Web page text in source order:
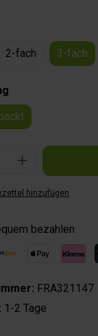
2-fach 3-fach
auswählen
Gib den
hinzufügen
bezahlen
FRA321147
1-2 Tage